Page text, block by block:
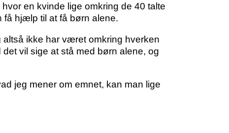
en kvinde lige omkring de 40 talte
få hjælp til at få børn alene.
altså ikke har været omkring hverken
vil sige at stå med børn alene, og
jeg mener om emnet, kan man lige